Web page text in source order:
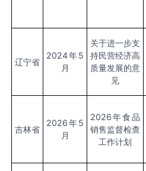
辽宁省
2024年5
月
关于进一步支
持民营经济高
质量发展的意
见
吉林省
2026年5
月
2026年食品
销售监督检查
工作计划